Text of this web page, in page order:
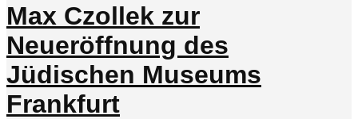
Max Czollek zur
Neueröffnung des
Jüdischen Museums
Frankfurt